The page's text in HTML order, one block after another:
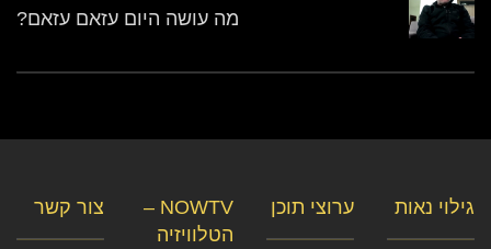
מה עושה היום עזאם עזאם?
צור קשר
NOWTV –
הטלוויזיה
ערוצי תוכן גילוי נאות